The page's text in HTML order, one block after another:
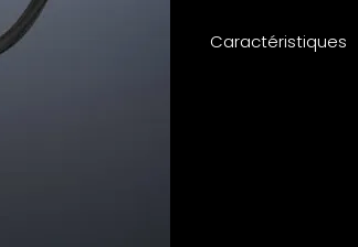
Caractéristiques